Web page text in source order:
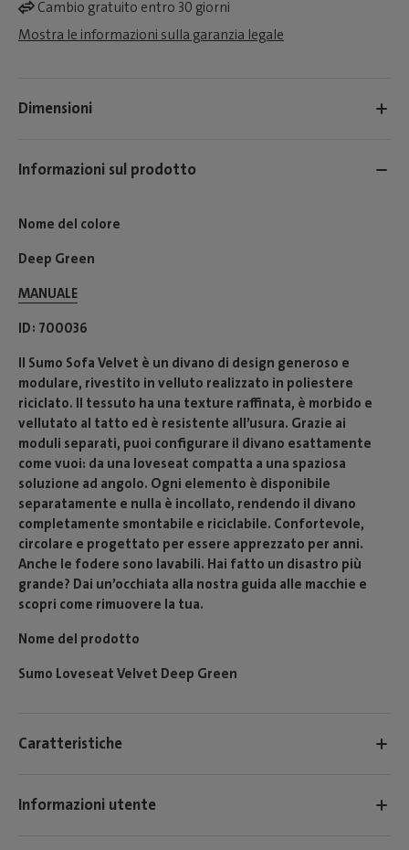
Cambio gratuito entro 30 giorni
Mostra le informazioni sulla garanzia legale
Dimensioni
Informazioni sul prodotto
Nome del colore
Deep Green
MANUALE
ID 700036
Il Sumo Sofa Velvet è un divano di design generoso e
modulare, rivestito in velluto realizzato in poliestere
riciclato. Il tessuto ha una texture raffinata, è morbido e
vellutato al tatto ed è resistente all’usura. Grazie ai
moduli separati, puoi configurare il divano esattamente
come vuoi: da una loveseat compatta a una spaziosa
soluzione ad angolo. Ogni elemento è disponibile
separatamente e nulla è incollato, rendendo il divano
completamente smontabile e riciclabile. Confortevole,
circolare e progettato per essere apprezzato per anni.
Anche le fodere sono lavabili. Hai fatto un disastro più
grande? Dai un’occhiata alla nostra guida alle macchie e
scopri come rimuovere la tua.
Nome del prodotto
Sumo Loveseat Velvet Deep Green
Caratteristiche
Informazioni utente